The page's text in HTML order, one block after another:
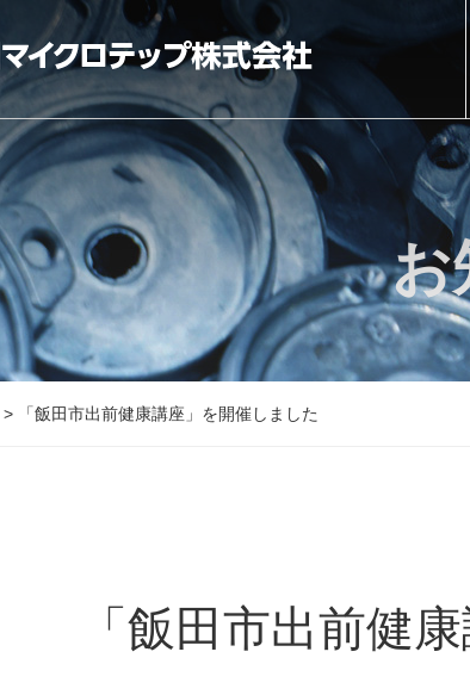
お
> 「飯田市出前健康講座」を開催しました
「飯田市出前健